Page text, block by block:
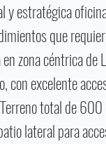
y estratégica
que
zona céntrica de
con excelente
total de
lateral para